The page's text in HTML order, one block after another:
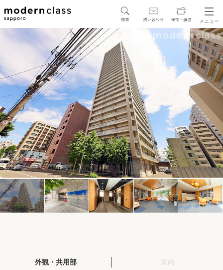
メニュー
SEARCH
地図から探す 駅・路線から探す
区から探す
人気エリアから探す
アクセスランキング
保存した検索条件
外観・共用部 室内